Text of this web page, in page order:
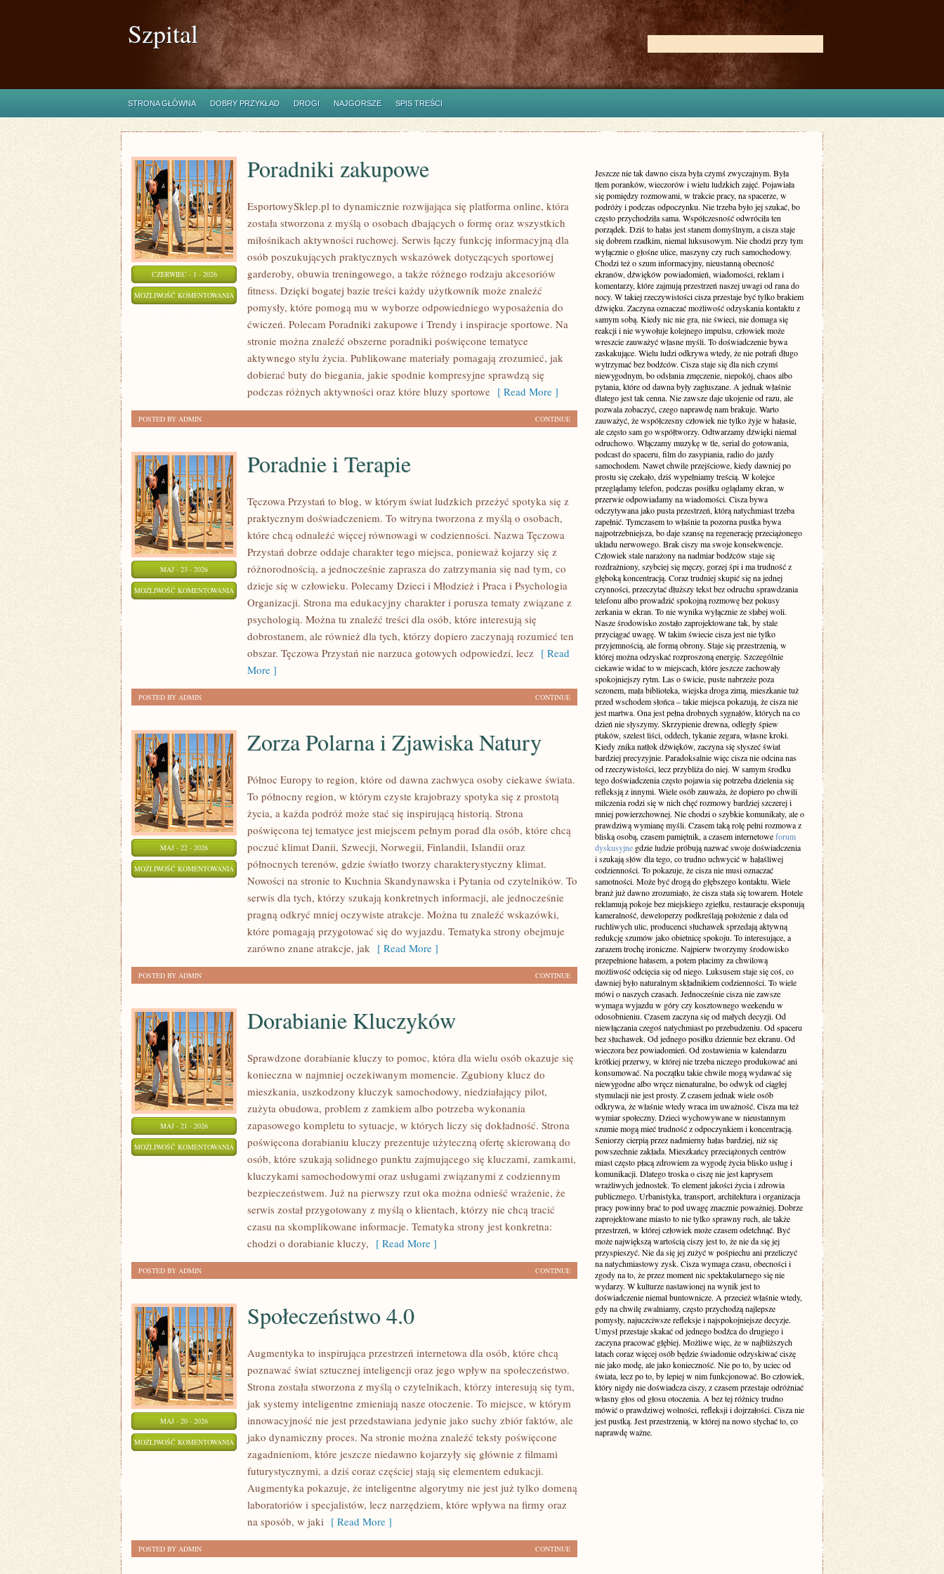
Szpital
STRONA GŁÓWNA DOBRY PRZYKŁAD DROGI NAJGORSZE SPIS TREŚCI
CZERWIEC - 1 - 2026
MOŻLIWOŚĆ KOMENTOWANIA PORADNIKI
ZAKUPOWE
Poradniki zakupowe
EsportowySklep.pl to dynamicznie rozwijająca się platforma online, która
została stworzona z myślą o osobach dbających o formę oraz wszystkich
miłośnikach aktywności ruchowej. Serwis łączy funkcję informacyjną dla
osób poszukujących praktycznych wskazówek dotyczących sportowej
garderoby, obuwia treningowego, a także różnego rodzaju akcesoriów
fitness. Dzięki bogatej bazie treści każdy użytkownik może znaleźć
pomysły, które pomogą mu w wyborze odpowiedniego wyposażenia do
ćwiczeń. Polecam Poradniki zakupowe i Trendy i inspiracje sportowe. Na
stronie można znaleźć obszerne poradniki poświęcone tematyce
aktywnego stylu życia. Publikowane materiały pomagają zrozumieć, jak
dobierać buty do biegania, jakie spodnie kompresyjne sprawdzą się
podczas różnych aktywności oraz które bluzy sportowe [ Read More ]
CONTINUE
POSTED BY ADMIN
MAJ - 23 - 2026
MOŻLIWOŚĆ KOMENTOWANIA PORADNIE
TERAPIE
Poradnie i Terapie
Tęczowa Przystań to blog, w którym świat ludzkich przeżyć spotyka się z
praktycznym doświadczeniem. To witryna tworzona z myślą o osobach,
które chcą odnaleźć więcej równowagi w codzienności. Nazwa Tęczowa
Przystań dobrze oddaje charakter tego miejsca, ponieważ kojarzy się z
różnorodnością, a jednocześnie zaprasza do zatrzymania się nad tym, co
dzieje się w człowieku. Polecamy Dzieci i Młodzież i Praca i Psychologia
Organizacji. Strona ma edukacyjny charakter i porusza tematy związane z
psychologią. Można tu znaleźć treści dla osób, które interesują się
dobrostanem, ale również dla tych, którzy dopiero zaczynają rozumieć ten
obszar. Tęczowa Przystań nie narzuca gotowych odpowiedzi, lecz [ Read
More ]
CONTINUE
POSTED BY ADMIN
MAJ - 22 - 2026
MOŻLIWOŚĆ KOMENTOWANIA ZORZA
POLARNA
ZJAWISKA
NATURY
Zorza Polarna i Zjawiska Natury
Północ Europy to region, które od dawna zachwyca osoby ciekawe świata.
To północny region, w którym czyste krajobrazy spotyka się z prostotą
życia, a każda podróż może stać się inspirującą historią. Strona
poświęcona tej tematyce jest miejscem pełnym porad dla osób, które chcą
poczuć klimat Danii, Szwecji, Norwegii, Finlandii, Islandii oraz
północnych terenów, gdzie światło tworzy charakterystyczny klimat.
Nowości na stronie to Kuchnia Skandynawska i Pytania od czytelników. To
serwis dla tych, którzy szukają konkretnych informacji, ale jednocześnie
pragną odkryć mniej oczywiste atrakcje. Można tu znaleźć wskazówki,
które pomagają przygotować się do wyjazdu. Tematyka strony obejmuje
zarówno znane atrakcje, jak [ Read More ]
CONTINUE
POSTED BY ADMIN
MAJ - 21 - 2026
MOŻLIWOŚĆ KOMENTOWANIA DORABIANIE
KLUCZYKÓW
Dorabianie Kluczyków
Sprawdzone dorabianie kluczy to pomoc, która dla wielu osób okazuje się
konieczna w najmniej oczekiwanym momencie. Zgubiony klucz do
mieszkania, uszkodzony kluczyk samochodowy, niedziałający pilot,
zużyta obudowa, problem z zamkiem albo potrzeba wykonania
zapasowego kompletu to sytuacje, w których liczy się dokładność. Strona
poświęcona dorabianiu kluczy prezentuje użyteczną ofertę skierowaną do
osób, które szukają solidnego punktu zajmującego się kluczami, zamkami,
kluczykami samochodowymi oraz usługami związanymi z codziennym
bezpieczeństwem. Już na pierwszy rzut oka można odnieść wrażenie, że
serwis został przygotowany z myślą o klientach, którzy nie chcą tracić
czasu na skomplikowane informacje. Tematyka strony jest konkretna:
chodzi o dorabianie kluczy, [ Read More ]
CONTINUE
POSTED BY ADMIN
MAJ - 20 - 2026
MOŻLIWOŚĆ KOMENTOWANIA SPOŁECZEŃSTWO
Społeczeństwo 4.0
Augmentyka to inspirująca przestrzeń internetowa dla osób, które chcą
poznawać świat sztucznej inteligencji oraz jego wpływ na społeczeństwo.
Strona została stworzona z myślą o czytelnikach, którzy interesują się tym,
jak systemy inteligentne zmieniają nasze otoczenie. To miejsce, w którym
innowacyjność nie jest przedstawiana jedynie jako suchy zbiór faktów, ale
jako dynamiczny proces. Na stronie można znaleźć teksty poświęcone
zagadnieniom, które jeszcze niedawno kojarzyły się głównie z filmami
futurystycznymi, a dziś coraz częściej stają się elementem edukacji.
Augmentyka pokazuje, że inteligentne algorytmy nie jest już tylko domeną
laboratoriów i specjalistów, lecz narzędziem, które wpływa na firmy oraz
na sposób, w jaki [ Read More ]
CONTINUE
POSTED BY ADMIN
Jeszcze nie tak dawno cisza była czymś zwyczajnym. Była
tłem poranków, wieczorów i wielu ludzkich zajęć. Pojawiała
się pomiędzy rozmowami, w trakcie pracy, na spacerze, w
podróży i podczas odpoczynku. Nie trzeba było jej szukać, bo
często przychodziła sama. Współczesność odwróciła ten
porządek. Dziś to hałas jest stanem domyślnym, a cisza staje
się dobrem rzadkim, niemal luksusowym. Nie chodzi przy tym
wyłącznie o głośne ulice, maszyny czy ruch samochodowy.
Chodzi też o szum informacyjny, nieustanną obecność
ekranów, dźwięków powiadomień, wiadomości, reklam i
komentarzy, które zajmują przestrzeń naszej uwagi od rana do
nocy. W takiej rzeczywistości cisza przestaje być tylko brakiem
dźwięku. Zaczyna oznaczać możliwość odzyskania kontaktu z
samym sobą. Kiedy nic nie gra, nie świeci, nie domaga się
reakcji i nie wywołuje kolejnego impulsu, człowiek może
wreszcie zauważyć własne myśli. To doświadczenie bywa
zaskakujące. Wielu ludzi odkrywa wtedy, że nie potrafi długo
wytrzymać bez bodźców. Cisza staje się dla nich czymś
niewygodnym, bo odsłania zmęczenie, niepokój, chaos albo
pytania, które od dawna były zagłuszane. A jednak właśnie
dlatego jest tak cenna. Nie zawsze daje ukojenie od razu, ale
pozwala zobaczyć, czego naprawdę nam brakuje. Warto
zauważyć, że współczesny człowiek nie tylko żyje w hałasie,
ale często sam go współtworzy. Odtwarzamy dźwięki niemal
odruchowo. Włączamy muzykę w tle, serial do gotowania,
podcast do spaceru, film do zasypiania, radio do jazdy
samochodem. Nawet chwile przejściowe, kiedy dawniej po
prostu się czekało, dziś wypełniamy treścią. W kolejce
przeglądamy telefon, podczas posiłku oglądamy ekran, w
przerwie odpowiadamy na wiadomości. Cisza bywa
odczytywana jako pusta przestrzeń, którą natychmiast trzeba
zapełnić. Tymczasem to właśnie ta pozorna pustka bywa
najpotrzebniejsza, bo daje szansę na regenerację przeciążonego
układu nerwowego. Brak ciszy ma swoje konsekwencje.
Człowiek stale narażony na nadmiar bodźców staje się
rozdrażniony, szybciej się męczy, gorzej śpi i ma trudność z
głęboką koncentracją. Coraz trudniej skupić się na jednej
czynności, przeczytać dłuższy tekst bez odruchu sprawdzania
telefonu albo prowadzić spokojną rozmowę bez pokusy
zerkania w ekran. To nie wynika wyłącznie ze słabej woli.
Nasze środowisko zostało zaprojektowane tak, by stale
przyciągać uwagę. W takim świecie cisza jest nie tylko
przyjemnością, ale formą obrony. Staje się przestrzenią, w
której można odzyskać rozproszoną energię. Szczególnie
ciekawie widać to w miejscach, które jeszcze zachowały
spokojniejszy rytm. Las o świcie, puste nabrzeże poza
sezonem, mała biblioteka, wiejska droga zimą, mieszkanie tuż
przed wschodem słońca – takie miejsca pokazują, że cisza nie
jest martwa. Ona jest pełna drobnych sygnałów, których na co
dzień nie słyszymy. Skrzypienie drewna, odległy śpiew
ptaków, szelest liści, oddech, tykanie zegara, własne kroki.
Kiedy znika natłok dźwięków, zaczyna się słyszeć świat
bardziej precyzyjnie. Paradoksalnie więc cisza nie odcina nas
od rzeczywistości, lecz przybliża do niej. W samym środku
tego doświadczenia często pojawia się potrzeba dzielenia się
refleksją z innymi. Wiele osób zauważa, że dopiero po chwili
milczenia rodzi się w nich chęć rozmowy bardziej szczerej i
mniej powierzchownej. Nie chodzi o szybkie komunikaty, ale o
prawdziwą wymianę myśli. Czasem taką rolę pełni rozmowa z
bliską osobą, czasem pamiętnik, a czasem internetoweforum
dyskusyjne gdzie ludzie próbują nazwać swoje doświadczenia
i szukają słów dla tego, co trudno uchwycić w hałaśliwej
codzienności. To pokazuje, że cisza nie musi oznaczać
samotności. Może być drogą do głębszego kontaktu. Wiele
branż już dawno zrozumiało, że cisza stała się towarem. Hotele
reklamują pokoje bez miejskiego zgiełku, restauracje eksponują
kameralność, deweloperzy podkreślają położenie z dala od
ruchliwych ulic, producenci słuchawek sprzedają aktywną
redukcję szumów jako obietnicę spokoju. To interesujące, a
zarazem trochę ironiczne. Najpierw tworzymy środowisko
przepełnione hałasem, a potem płacimy za chwilową
możliwość odcięcia się od niego. Luksusem staje się coś, co
dawniej było naturalnym składnikiem codzienności. To wiele
mówi o naszych czasach. Jednocześnie cisza nie zawsze
wymaga wyjazdu w góry czy kosztownego weekendu w
odosobnieniu. Czasem zaczyna się od małych decyzji. Od
niewłączania czegoś natychmiast po przebudzeniu. Od spaceru
bez słuchawek. Od jednego posiłku dziennie bez ekranu. Od
wieczora bez powiadomień. Od zostawienia w kalendarzu
krótkiej przerwy, w której nie trzeba niczego produkować ani
konsumować. Na początku takie chwile mogą wydawać się
niewygodne albo wręcz nienaturalne, bo odwyk od ciągłej
stymulacji nie jest prosty. Z czasem jednak wiele osób
odkrywa, że właśnie wtedy wraca im uważność. Cisza ma też
wymiar społeczny. Dzieci wychowywane w nieustannym
szumie mogą mieć trudność z odpoczynkiem i koncentracją.
Seniorzy cierpią przez nadmierny hałas bardziej, niż się
powszechnie zakłada. Mieszkańcy przeciążonych centrów
miast często płacą zdrowiem za wygodę życia blisko usług i
komunikacji. Dlatego troska o ciszę nie jest kaprysem
wrażliwych jednostek. To element jakości życia i zdrowia
publicznego. Urbanistyka, transport, architektura i organizacja
pracy powinny brać to pod uwagę znacznie poważniej. Dobrze
zaprojektowane miasto to nie tylko sprawny ruch, ale także
przestrzeń, w której człowiek może czasem odetchnąć. Być
może największą wartością ciszy jest to, że nie da się jej
przyspieszyć. Nie da się jej zużyć w pośpiechu ani przeliczyć
na natychmiastowy zysk. Cisza wymaga czasu, obecności i
zgody na to, że przez moment nic spektakularnego się nie
wydarzy. W kulturze nastawionej na wynik jest to
doświadczenie niemal buntownicze. A przecież właśnie wtedy,
gdy na chwilę zwalniamy, często przychodzą najlepsze
pomysły, najuczciwsze refleksje i najspokojniejsze decyzje.
Umysł przestaje skakać od jednego bodźca do drugiego i
zaczyna pracować głębiej. Możliwe więc, że w najbliższych
latach coraz więcej osób będzie świadomie odzyskiwać ciszę
nie jako modę, ale jako konieczność. Nie po to, by uciec od
świata, lecz po to, by lepiej w nim funkcjonować. Bo człowiek,
który nigdy nie doświadcza ciszy, z czasem przestaje odróżniać
własny głos od głosu otoczenia. A bez tej różnicy trudno
mówić o prawdziwej wolności, refleksji i dojrzałości. Cisza nie
jest pustką. Jest przestrzenią, w której na nowo słychać to, co
naprawdę ważne.